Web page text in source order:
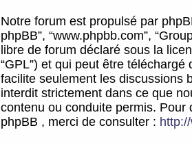
Notre forum est propulsé par
phpBB”, “www.phpbb.com”,
libre de forum déclaré sous la
“GPL”) et qui peut être téléchargé
facilite seulement les discussions
interdit strictement dans ce que
contenu ou conduite permis.
phpBB , merci de consulter :